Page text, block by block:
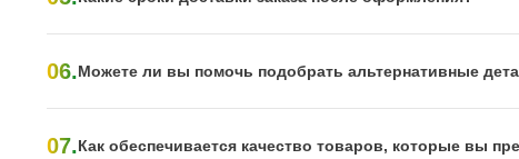
06.Можете ли вы помочь подобрать альтернативные
07.Как обеспечивается качество товаров, которые вы